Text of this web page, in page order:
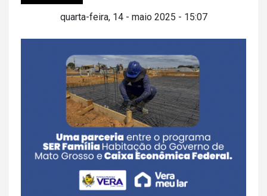
quarta-feira, 14 - maio 2025 - 15:07